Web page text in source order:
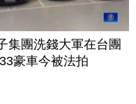
集團洗錢大軍在台團
豪車今被法拍